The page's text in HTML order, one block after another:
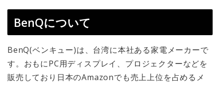
BenQについて
BenQ(ベンキュー)は、台湾に本社ある家電メーカーで
す。おもにPC用ディスプレイ、プロジェクターなどを
販売しており日本のAmazonでも売上上位を占めるメ